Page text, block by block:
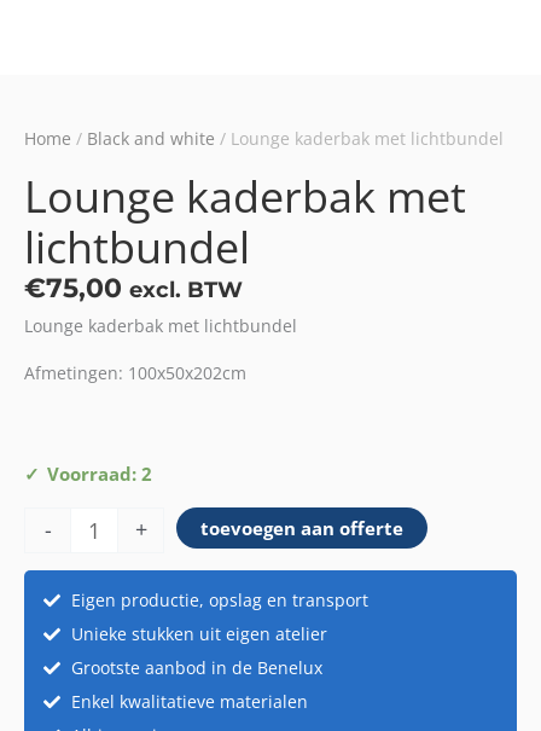
Home / Black and white / Lounge kaderbak met lichtbundel
Lounge kaderbak met
lichtbundel
€75,00 excl. BTW
Lounge kaderbak met lichtbundel
Afmetingen: 100x50x202cm
Voorraad: 2
-
Lounge
met
aantal
+ toevoegen aan offerte
Eigen productie, opslag en transport
Unieke stukken uit eigen atelier
Grootste aanbod in de Benelux
Enkel kwalitatieve materialen